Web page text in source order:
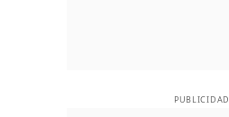
PUBLICIDAD